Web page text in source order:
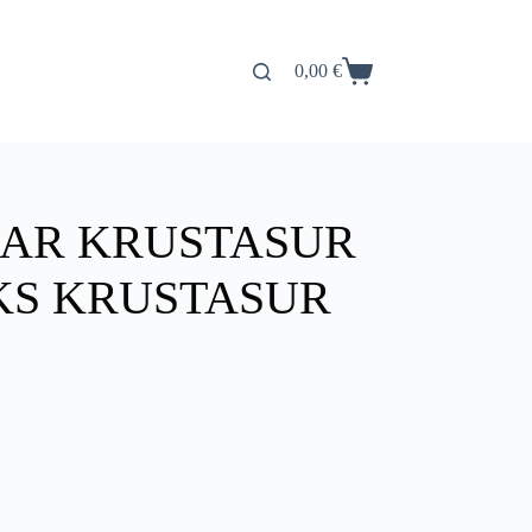
Carro
0,00 €
KRUSTASUR
KRUSTASUR